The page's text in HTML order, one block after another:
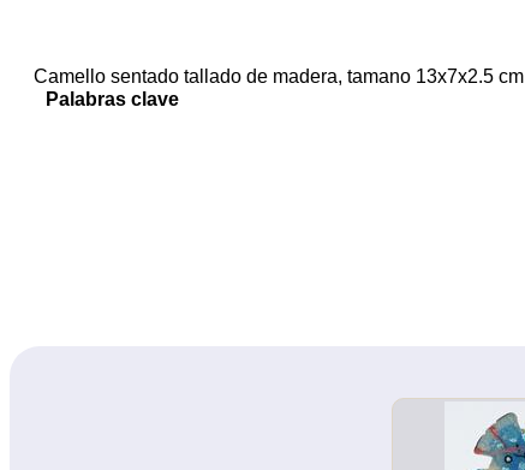
Camello sentado tallado de madera, tamano 13x7x2.5 cm
Palabras clave